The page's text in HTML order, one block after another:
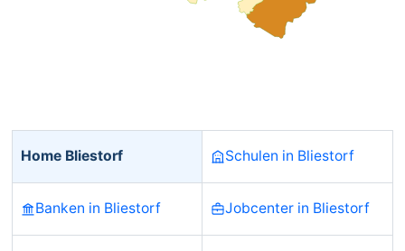
Home Bliestorf Schulen in Bliestorf
Banken in Bliestorf Jobcenter in Bliestorf